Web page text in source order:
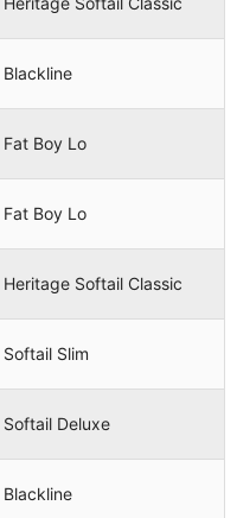
Fat Boy
Classic
Deluxe
Blackline
Heritage
Blackline
Fat Boy Lo
Fat Boy Lo
Heritage Softail Classic
Softail Slim
Softail Deluxe
Blackline